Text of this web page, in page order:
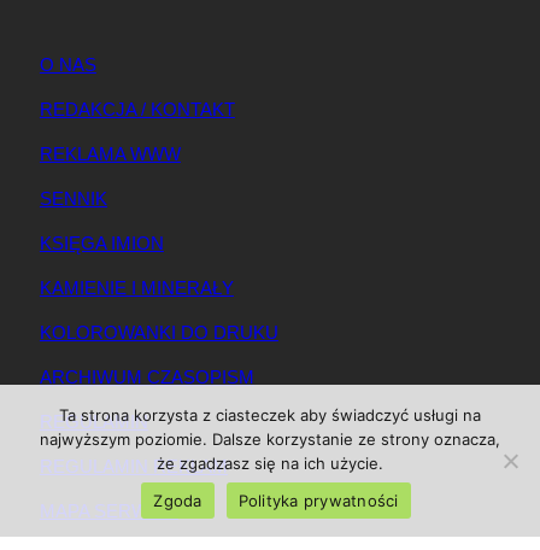
O NAS
REDAKCJA / KONTAKT
REKLAMA WWW
SENNIK
KSIĘGA IMION
KAMIENIE I MINERAŁY
KOLOROWANKI DO DRUKU
ARCHIWUM CZASOPISM
REGULAMIN
REGULAMIN REKLAM
MAPA SERWISU
Ta strona korzysta z ciasteczek aby świadczyć usługi na
najwyższym poziomie. Dalsze korzystanie ze strony oznacza,
że zgadzasz się na ich użycie.
Zgoda
Polityka prywatności